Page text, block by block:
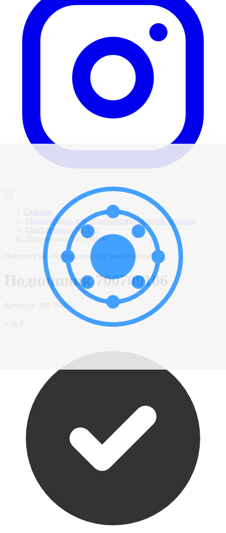
Главная
Подшипники для сельскохозяйственной техники
Подшипники AGCO
Подшипник 700709106
Наведите на изображение для увеличения
Подшипник 700709106
700709106